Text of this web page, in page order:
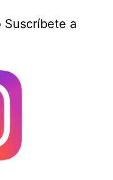
Suscríbete a